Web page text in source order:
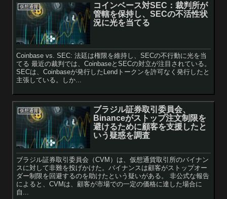
仮想通貨
コインベース対SEC：裁判所が
管轄を保持し、SECの不活性状
況に光を当てる
Coinbase vs. SEC: 法廷は権限を維持し、SECの不行動に光を当
てる 最近の裁判では、CoinbaseとSECの対立が注目されている。
SECは、Coinbaseが発行したLendトークンを許可なく発行したと
主張している。しか...
仮想通貨
ブラジル証券取引委員会、
Binanceがストップ注文制限を
避けるために顧客を支援したと
いう疑惑を調査
ブラジル証券取引委員会（CVM）は、仮想通貨取引所のバイナン
スに対して非難を投げかけた。バイナンスは顧客がストップオー
ダー制限を回避するのを助けたという疑いがある。 非公式な報告
によると、CVMは、顧客が市場での一定の価格に達した場合に
自...